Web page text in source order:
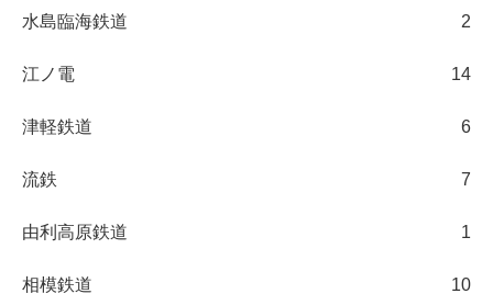
水島臨海鉄道 2
江ノ電 14
津軽鉄道 6
流鉄 7
由利高原鉄道 1
相模鉄道 10